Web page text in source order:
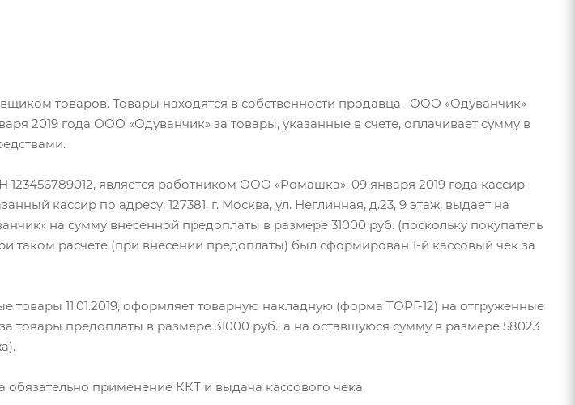
товаров. Товары находятся в собственности продавца. ООО «Одуванчик»
2019 года ООО «Одуванчик» за товары, указанные в счете, оплачивает сумму в
является работником ООО «Ромашка». 09 января 2019 года кассир
кассир по адресу: 127381, г. Москва, ул. Неглинная, д.23, 9 этаж, выдает на
на сумму внесенной предоплаты в размере 31000 руб. (поскольку покупатель
таком расчете (при внесении предоплаты) был сформирован 1-й кассовый чек за
11.01.2019, оформляет товарную накладную (форма ТОРГ-12) на отгруженные
товары предоплаты в размере 31000 руб., а на оставшуюся сумму в размере 58023
обязательно применение ККТ и выдача кассового чека.